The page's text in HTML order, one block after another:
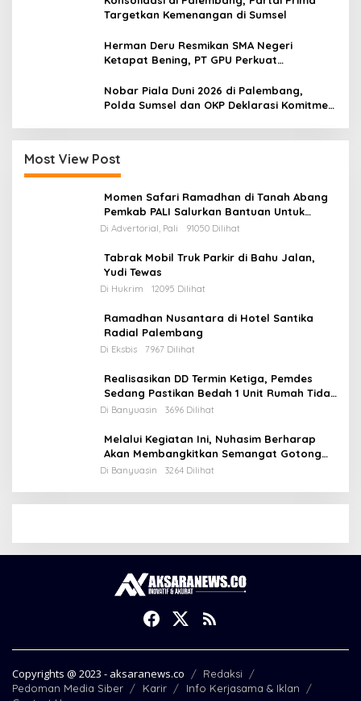
Targetkan Kemenangan di Sumsel
Herman Deru Resmikan SMA Negeri
Ketapat Bening, PT GPU Perkuat
Nobar Piala Duni 2026 di Palembang,
Polda Sumsel dan OKP Deklarasi Komitmen
Most View Post
Momen Safari Ramadhan di Tanah Abang
Pemkab PALI Salurkan Bantuan Untuk
Mesjid
Di Advertorial, Pali 91050 Dilihat
Tabrak Mobil Truk Parkir di Bahu Jalan,
Yudi Tewas
Di Hukrim 12095 Dilihat
Ramadhan Nusantara di Hotel Santika
Radial Palembang
Di Eksbis 7967 Dilihat
Realisasikan DD Termin Ketiga, Pemdes
Sedang Pastikan Bedah 1 Unit Rumah Tidak
Layak Huni
Di Banyuasin 3696 Dilihat
Melalui Kegiatan Ini, Nuhasim Berharap
Akan Membangkitkan Semangat Gotong
Royong Masyarakat
Di Banyuasin 3264 Dilihat
Copyrights @ 2023 - aksaranews.co
Redaksi
Pedoman Media Siber
Karir
Info Kerjasama & Iklan